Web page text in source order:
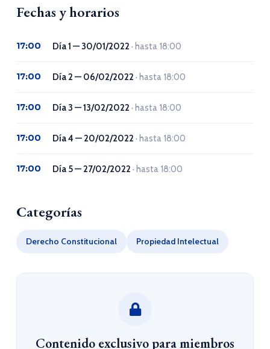
Fechas y horarios
17:00 Día 1 — 30/01/2022 · hasta 18:00
17:00 Día 2 — 06/02/2022 · hasta 18:00
17:00 Día 3 — 13/02/2022 · hasta 18:00
17:00 Día 4 — 20/02/2022 · hasta 18:00
17:00 Día 5 — 27/02/2022 · hasta 18:00
Categorías
Derecho Constitucional Propiedad Intelectual
Contenido exclusivo para miembros